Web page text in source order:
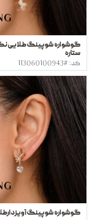
گوشواره شوپینگ طلایی
ستاره
کد: #113060100943
گوشواره شوپینگ